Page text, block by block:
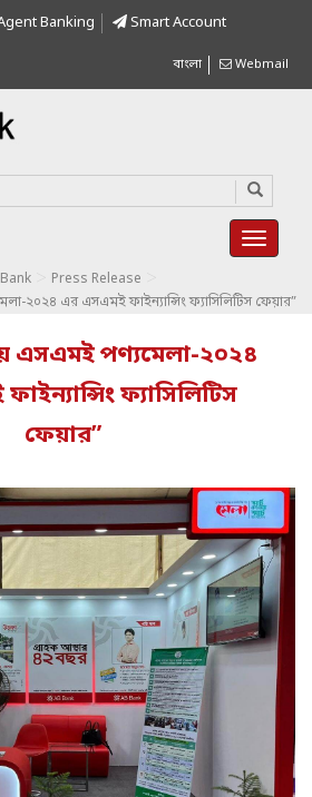
Banking Smart Account
বাংলা Webmail
Press Release
২০২৪ এর এসএমই ফাইন্যান্সিং ফ্যাসিলিটিস ফেয়ার”
এসএমই পণ্যমেলা-২০২৪
ফ্যাসিলিটিস
ফেয়ার”